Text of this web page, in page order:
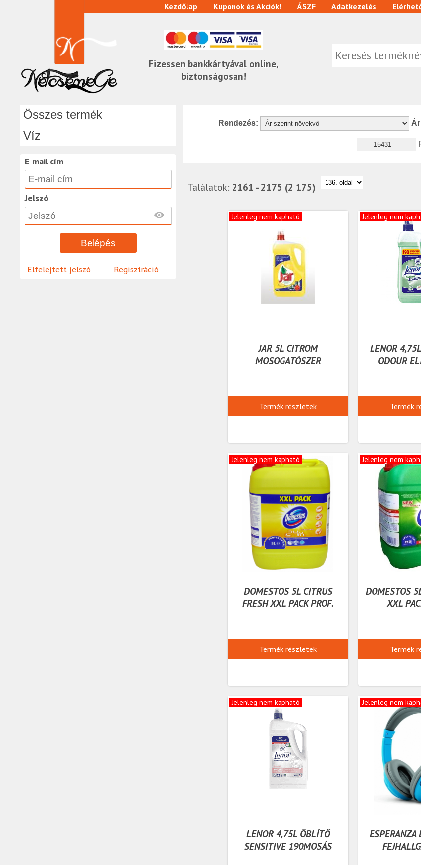
Fizessen bankkártyával online,
biztonságosan!
Kezdőlap Kuponok és Akciók! ÁSZF Adatkezelés
Összes termék
Víz
E-mail cím
Jelszó
Elfelejtett jelszó Regisztráció
Rendezés:
Találatok: 2161 - 2175 (2 175)
Jelenleg nem kapható
JAR 5L CITROM
MOSOGATÓSZER
Termék részletek
Jelenleg nem
LENOR
ODOUR
Termék
Jelenleg nem kapható
DOMESTOS 5L CITRUS
FRESH XXL PACK PROF.
Termék részletek
Jelenleg nem
DOMESTOS
XXL
Termék
Jelenleg nem kapható
LENOR 4,75L ÖBLÍTŐ
SENSITIVE 190MOSÁS
Jelenleg nem
ESPERANZA